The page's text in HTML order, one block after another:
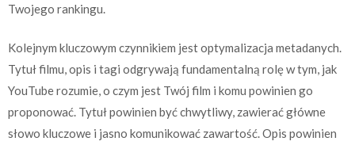
Twojego rankingu.
Kolejnym kluczowym czynnikiem jest optymalizacja metadanych.
Tytuł filmu, opis i tagi odgrywają fundamentalną rolę w tym, jak
YouTube rozumie, o czym jest Twój film i komu powinien go
proponować. Tytuł powinien być chwytliwy, zawierać główne
słowo kluczowe i jasno komunikować zawartość. Opis powinien